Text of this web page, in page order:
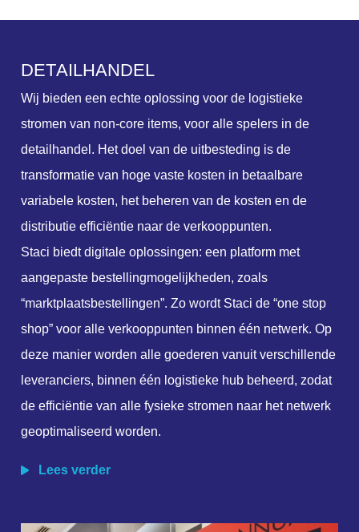
DETAILHANDEL
Wij bieden een echte oplossing voor de logistieke
stromen van non-core items, voor alle spelers in de
detailhandel. Het doel van de uitbesteding is de
transformatie van hoge vaste kosten in betaalbare
variabele kosten, het beheren van de kosten en de
distributie efficiëntie naar de verkooppunten.
Staci biedt digitale oplossingen: een platform met
aangepaste bestellingmogelijkheden, zoals
“marktplaatsbestellingen”. Zo wordt Staci de “one stop
shop” voor alle verkooppunten binnen één netwerk. Op
deze manier worden alle goederen vanuit verschillende
leveranciers, binnen één logistieke hub beheerd, zodat
de efficiëntie van alle fysieke stromen naar het netwerk
geoptimaliseerd worden.
Lees verder